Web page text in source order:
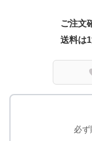
ご注文
送料は
必ず